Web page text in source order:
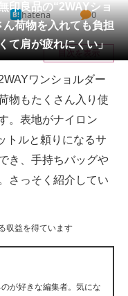
印良品の“2WAYショ
荷物を入れても負担
て肩が疲れにくい」
hatena 0
目次を表示
ワンショルダー
物もたくさん入り使
。表地がナイロン
トルと頼りになるサ
き、手持ちバッグや
さっそく紹介してい
収益を得ています
が好きな編集者。気にな